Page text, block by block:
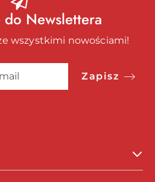
do Newslettera
wszystkimi nowościami!
Zapisz